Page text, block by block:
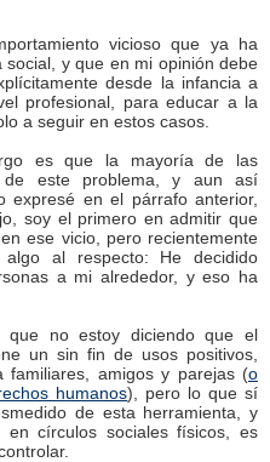
vicioso que ya ha
y que en mi opinión debe
desde la infancia a
profesional, para educar a la
a seguir en estos casos.
es que la mayoría de las
de este problema, y aun así
expresé en el párrafo anterior,
soy el primero en admitir que
ese vicio, pero recientemente
al respecto: He decidido
a mi alrededor, y eso ha
que no estoy diciendo que el
un sin fin de usos positivos,
amigos y parejas (o
humanos), pero lo que sí
de esta herramienta, y
en círculos sociales físicos, es